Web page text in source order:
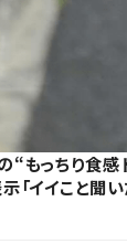
“もっちり食
イイこと聞い